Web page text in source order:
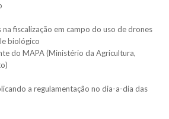
fiscalização em campo do uso de drones
biológico
do MAPA (Ministério da Agricultura,
a regulamentação no dia-a-dia das